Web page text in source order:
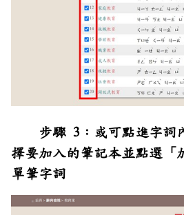
步驟 3：或可點進字詞
擇要加入的筆記本並點選「
單筆字詞